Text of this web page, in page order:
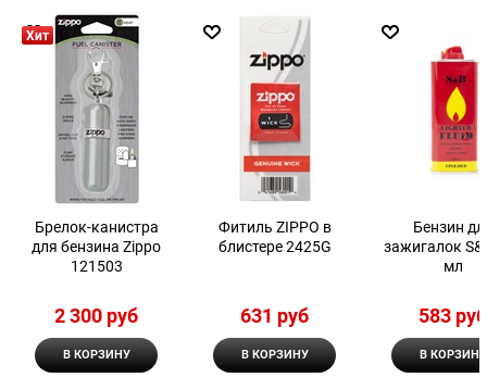
Хит
Брелок-канистра
для бензина Zippo
121503
2 300 руб
В КОРЗИНУ
Фитиль ZIPPO в
блистере 2425G
631 руб
В КОРЗИНУ
Бензин
зажигалок
мл
583 руб
В КОРЗИНУ